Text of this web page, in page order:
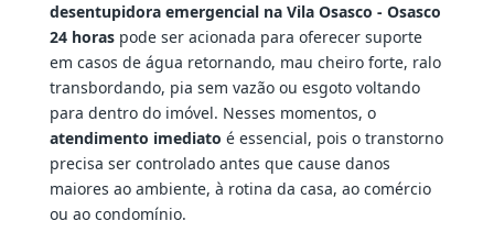
desentupidora emergencial na Vila Osasco - Osasco
24 horaspode ser acionada para oferecer suporte
em casos de água retornando, mau cheiro forte, ralo
transbordando, pia sem vazão ou esgoto voltando
para dentro do imóvel. Nesses momentos, o
atendimento imediato é essencial, pois o transtorno
precisa ser controlado antes que cause danos
maiores ao ambiente, à rotina da casa, ao comércio
ou ao condomínio.